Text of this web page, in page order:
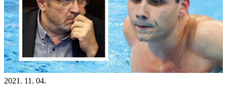
2021. 11. 04.